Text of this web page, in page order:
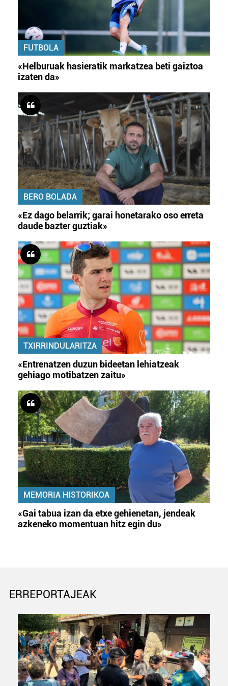
FUTBOLA
«Helburuak hasieratik markatzea beti gaiztoa
izaten da»
BERO BOLADA
«Ez dago belarrik; garai honetarako oso erreta
daude bazter guztiak»
TXIRRINDULARITZA
«Entrenatzen duzun bideetan lehiatzeak
gehiago motibatzen zaitu»
MEMORIA HISTORIKOA
«Gai tabua izan da etxe gehienetan, jendeak
azkeneko momentuan hitz egin du»
ERREPORTAJEAK